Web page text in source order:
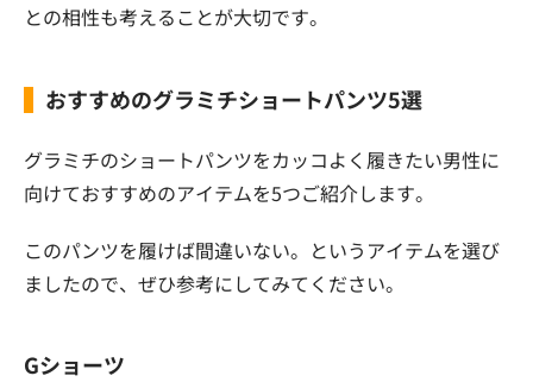
との相性も考えることが大切です。
おすすめのグラミチショートパンツ5選
グラミチのショートパンツをカッコよく履きたい男性に
向けておすすめのアイテムを5つご紹介します。
このパンツを履けば間違いない。というアイテムを選び
ましたので、ぜひ参考にしてみてください。
Gショーツ